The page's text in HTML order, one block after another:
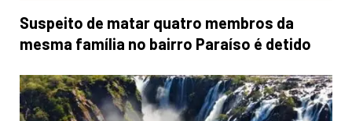
Suspeito de matar quatro membros da
mesma família no bairro Paraíso é detido